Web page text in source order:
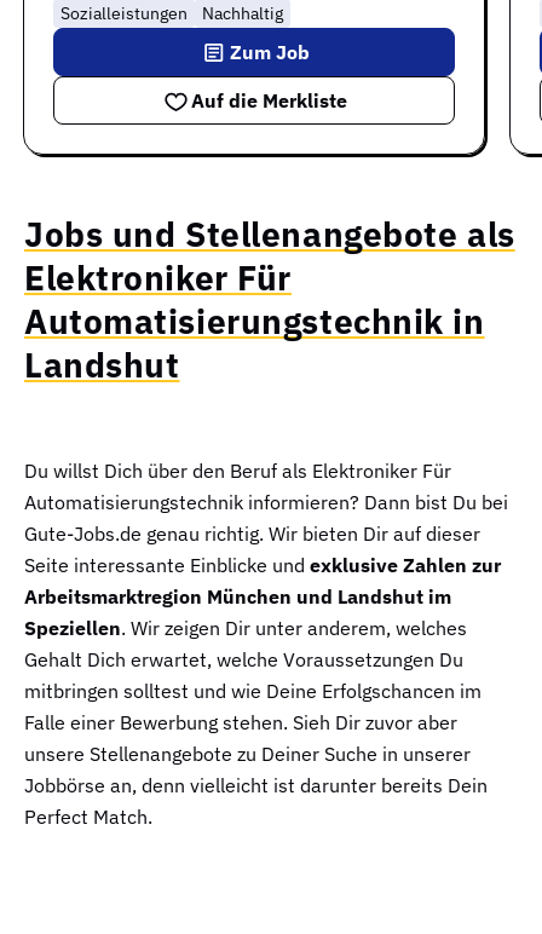
Sozialleistungen Nachhaltig
Auf die Merkliste
Zum Job
Jobs und Stellenangebote als
Elektroniker Für
Automatisierungstechnik in
Landshut
Du willst Dich über den Beruf als Elektroniker Für
Automatisierungstechnik informieren? Dann bist Du bei
Gute-Jobs.de genau richtig. Wir bieten Dir auf dieser
Seite interessante Einblicke und exklusive Zahlen zur
Arbeitsmarktregion München und Landshut im
Speziellen. Wir zeigen Dir unter anderem, welches
Gehalt Dich erwartet, welche Voraussetzungen Du
mitbringen solltest und wie Deine Erfolgschancen im
Falle einer Bewerbung stehen. Sieh Dir zuvor aber
unsere Stellenangebote zu Deiner Suche in unserer
Jobbörse an, denn vielleicht ist darunter bereits Dein
Perfect Match.